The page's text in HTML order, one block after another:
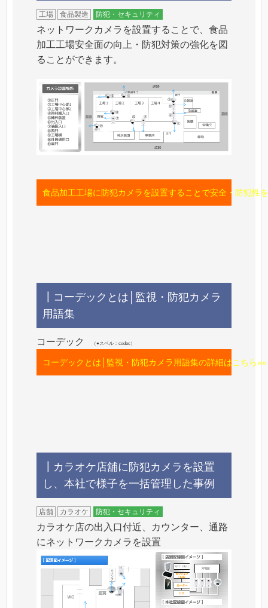
工場 食品製造 防犯・セキュリティ
ネットワークカメラを設置することで、食品
加工工場安全面の向上・防犯対策の強化を図
ることができます。
食品加工工場に防犯カメラを設置することで安全・防犯性
┃コーデックとは│監視・防犯カメラ
用語集
コーデック （●スペル：codec）
コーデックとは│監視・防犯カメラ用語集の詳細はこちら»»
┃カラオケ店舖に防犯カメラを設置
し、本社で様子を一括管理した事例
店舗 カラオケ 防犯・セキュリティ
カラオケ店の出入口付近、カウンター、通路
にネットワークカメラを設置